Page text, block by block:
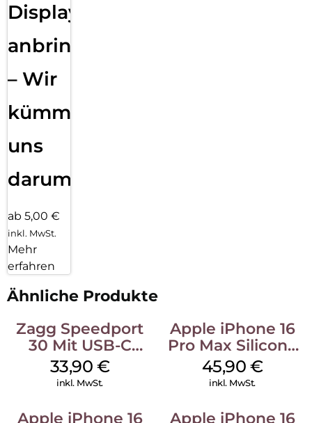
Displayfolie
anbringen
– Wir
kümmern
uns
darum!
ab 5,00 €
inkl. MwSt.
Mehr
erfahren
Ähnliche Produkte
Zagg Speedport
30 Mit USB-C
Kabel Weiß
33,90 €
inkl. MwSt.
Apple iPhone 16
Pro Max Silicone
Case MagSafe
Ultramarine
45,90 €
inkl. MwSt.
Apple iPhone 16
Apple iPhone 16